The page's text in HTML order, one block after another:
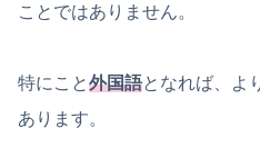
ことではありません。
特にこと外国語となれば、よ
あります。